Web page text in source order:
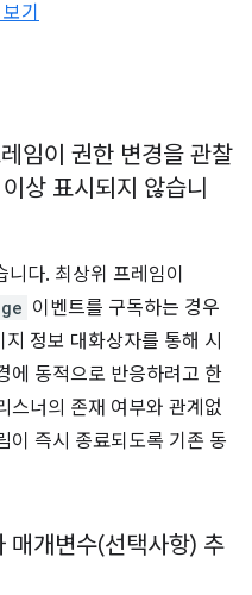
기
임이 권한 변경을 관찰
상 표시되지 않습니
다. 최상위 프레임이
이벤트를 구독하는 경우
정보 대화상자를 통해 시
에 동적으로 반응하려고 한
스너의 존재 여부와 관계없
이 즉시 종료되도록 기존 동
매개변수(선택사항) 추